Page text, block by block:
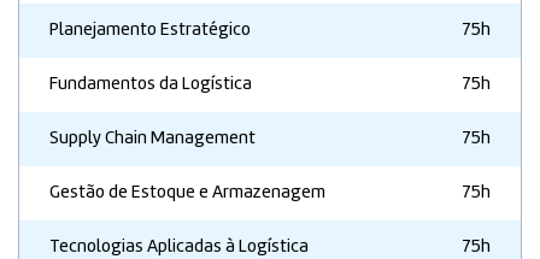
Planejamento Estratégico 75h
Fundamentos da Logística 75h
Supply Chain Management 75h
Gestão de Estoque e Armazenagem 75h
Tecnologias Aplicadas à Logística 75h